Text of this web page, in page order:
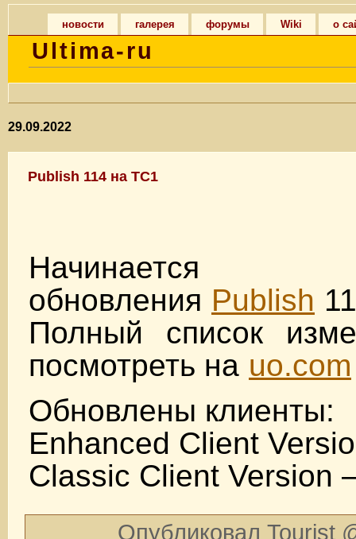
новости галерея форумы Wiki о
Ultima-ru
29.09.2022
Publish 114 на TC1
Начинается
обновления Publish
Полный список
посмотреть на uo.com
Обновлены клиенты:
Enhanced Client
Classic Client Version
Опубликовал Tourist